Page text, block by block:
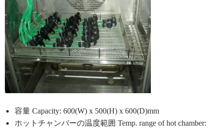
容量 Capacity: 600(W) x 500(H) x 600(D)mm
ホットチャンバーの温度範囲 Temp. range of hot chamber: